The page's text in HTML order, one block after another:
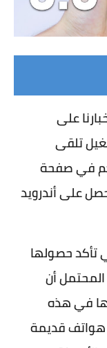
على
تلقى
في صفحة
على أندرويد
تأكد حصولها
أن
في هذه
هواتف قديمة